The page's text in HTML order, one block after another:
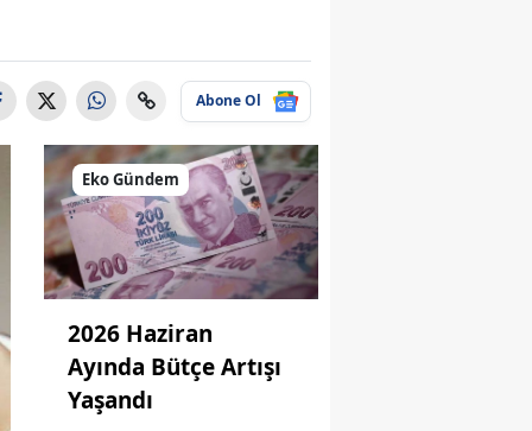
Abone Ol
Eko Gündem
2026 Haziran
Ayında Bütçe Artışı
Yaşandı